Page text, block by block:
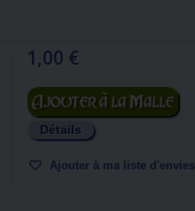
1,00 €
Ajouter au panier
Détails
Ajouter à ma liste d'envies